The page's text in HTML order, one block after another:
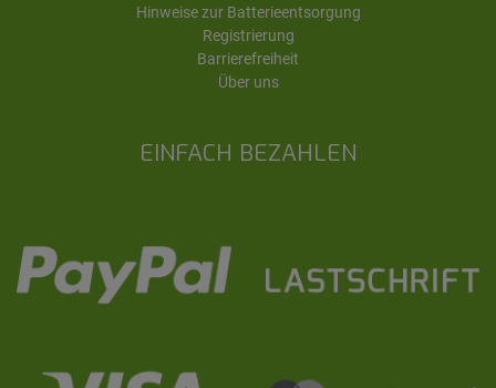
EINFACH BEZAHLEN
Hinweise zur Batterieentsorgung
Registrierung
Barrierefreiheit
Über uns